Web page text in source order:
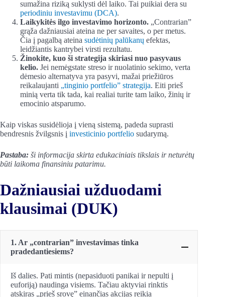
sumažina riziką suklysti dėl laiko. Tai puikiai dera su
periodiniu investavimu (DCA).
Laikykitės ilgo investavimo horizonto. „Contrarian”
grąža dažniausiai ateina ne per savaites, o per metus.
Čia į pagalbą ateina sudėtinių palūkanų efektas,
leidžiantis kantrybei virsti rezultatu.
Žinokite, kuo ši strategija skiriasi nuo pasyvaus
kelio. Jei nemėgstate streso ir nuolatinio sekimo, verta
dėmesio alternatyva yra pasyvi, mažai priežiūros
reikalaujanti „tinginio portfelio” strategija. Eiti prieš
minią verta tik tada, kai realiai turite tam laiko, žinių ir
emocinio atsparumo.
Kaip viskas susidėlioja į vieną sistemą, padeda suprasti
bendresnis žvilgsnis į investicinio portfelio sudarymą.
Pastaba: ši informacija skirta edukaciniais tikslais ir neturėtų
būti laikoma finansiniu patarimu.
Dažniausiai užduodami
klausimai (DUK)
1. Ar „contrarian” investavimas tinka
pradedantiesiems?
Iš dalies. Pati mintis (nepasiduoti panikai ir nepulti į
euforiją) naudinga visiems. Tačiau aktyviai rinktis
atskiras „prieš srovę” einančias akcijas reikia